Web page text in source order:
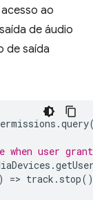
ao
de áudio
de saída
.query
user
.
) => track . stop